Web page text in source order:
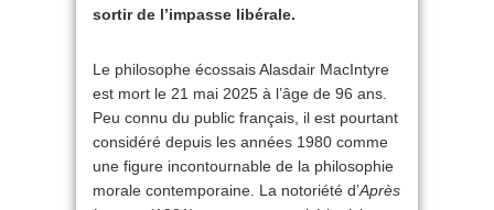
sortir de l’impasse libérale.
Le philosophe écossais Alasdair MacIntyre
est mort le 21 mai 2025 à l’âge de 96 ans.
Peu connu du public français, il est pourtant
considéré depuis les années 1980 comme
une figure incontournable de la philosophie
morale contemporaine. La notoriété d’Après